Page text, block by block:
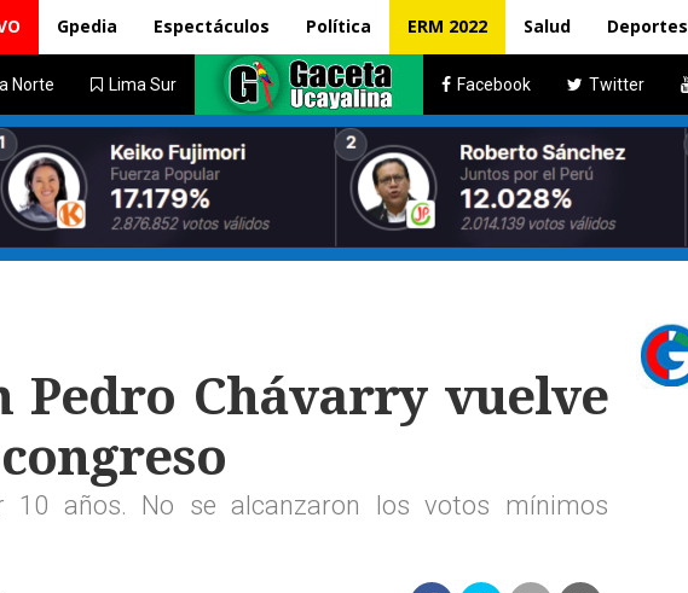
Gpedia Espectáculos Política ERM 2022 Salud Deportes
Norte Lima Sur Facebook Twitter
Pedro Chávarry vuelve
10 años. No se alcanzaron los votos mínimos